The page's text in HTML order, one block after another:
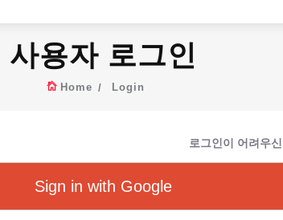
사용자 로그인
Home Login
로그인이 어려우
Sign in with Google